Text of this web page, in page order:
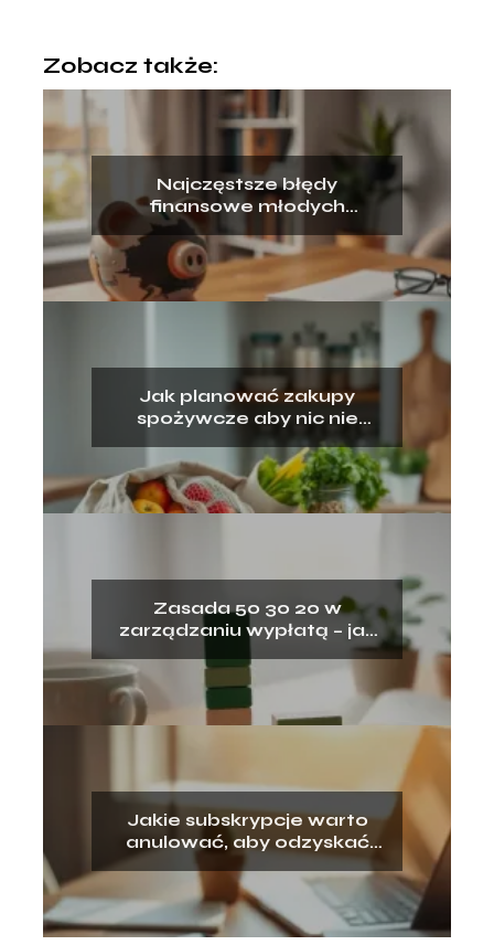
Zobacz także:
Najczęstsze błędy
finansowe młodych
dorosłych – jak ich uniknąć?
Jak planować zakupy
spożywcze aby nic nie
wyrzucać?
Zasada 50 30 20 w
zarządzaniu wypłatą – jak
Jakie subskrypcje warto
anulować, aby odzyskać
pieniądze?